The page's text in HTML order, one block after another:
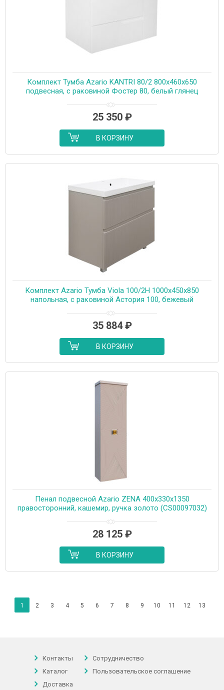
Комплект Тумба Azario KANTRI 80/2 800х460х650
подвесная, с раковиной Фостер 80, белый глянец
25 350 ₽
В КОРЗИНУ
Комплект Azario Тумба Viola 100/2Н 1000х450х850
напольная, с раковиной Астория 100, бежевый
35 884₽
В КОРЗИНУ
Пенал подвесной Azario ZENA 400х330х1350
правосторонний, кашемир, ручка золото (CS00097032)
28 125 ₽
В КОРЗИНУ
1 2 3 4 5 6 7 8 9 10 11 12 13
Контакты
Каталог
Доставка
Сотрудничество
Пользовательское соглашение